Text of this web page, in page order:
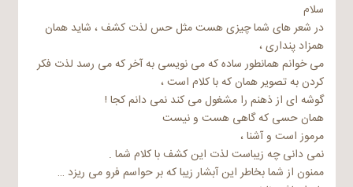
سلام
در شعر های شما چیزی هست مثل حس لذت کشف ، شاید همان
همزاد پنداری ،
می خوانم همانطور ساده که می نویسی به آخر که می رسد لذت فکر
کردن به تصویر همان که با کلام است ،
گوشه ای از ذهنم را مشغول می کند نمی دانم کجا !
همان حسی که گاهی هست و نیست
مرموز است و آشنا ،
نمی دانی چه زیباست لذت این کشف با کلام شما .
ممنون از شما بخاطر این آبشار زیبا که بر حواسم فرو می ریزد …